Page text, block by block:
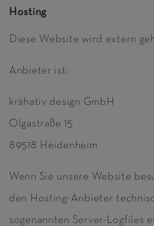
Hosting
Diese Website wird extern
Anbieter ist:
krähativ design GmbH
Olgastraße 15
89518 Heidenheim
Wenn Sie unsere Website
den Hosting-Anbieter
sogenannten Server-Logfiles